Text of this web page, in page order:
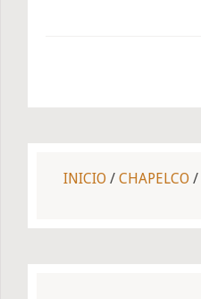
INICIO / CHAPELCO /